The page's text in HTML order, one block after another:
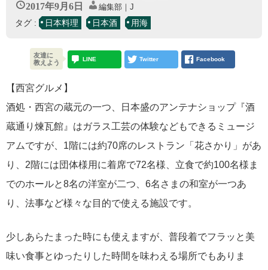
2017年9月6日 編集部｜J
タグ : 日本料理 日本酒 用海
【西宮グルメ】
酒処・西宮の蔵元の一つ、日本盛のアンテナショップ『酒
蔵通り煉瓦館』はガラス工芸の体験などもできるミュージ
アムですが、1階には約70席のレストラン「花さかり」があ
り、2階には団体様用に着席で72名様、立食で約100名様ま
でのホールと8名の洋室が二つ、6名さまの和室が一つあ
り、法事など様々な目的で使える施設です。
少しあらたまった時にも使えますが、普段着でフラッと美
味い食事とゆったりした時間を味わえる場所でもありま
友達に
教えよう
LINE Twitter Facebook